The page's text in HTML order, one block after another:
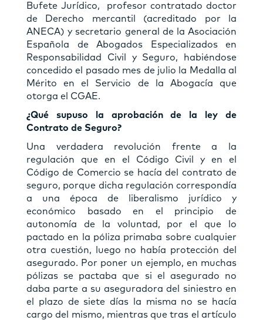
Bufete Jurídico, profesor contratado doctor
de Derecho mercantil (acreditado por la
ANECA) y secretario general de la Asociación
Española de Abogados Especializados en
Responsabilidad Civil y Seguro, habiéndose
concedido el pasado mes de julio la Medalla al
Mérito en el Servicio de la Abogacía que
otorga el CGAE.
¿Qué supuso la aprobación de la ley de
Contrato de Seguro?
Una verdadera revolución frente a la
regulación que en el Código Civil y en el
Código de Comercio se hacía del contrato de
seguro, porque dicha regulación correspondía
a una época de liberalismo jurídico y
económico basado en el principio de
autonomía de la voluntad, por el que lo
pactado en la póliza primaba sobre cualquier
otra cuestión, luego no había protección del
asegurado. Por poner un ejemplo, en muchas
pólizas se pactaba que si el asegurado no
daba parte a su aseguradora del siniestro en
el plazo de siete días la misma no se hacía
cargo del mismo, mientras que tras el artículo